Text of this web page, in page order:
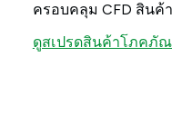
ครอบคลุม CFD สินค้
ดูสเปรดสินค้าโภคภั